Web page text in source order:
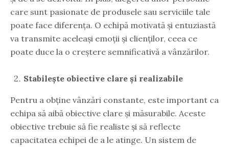
care sunt pasionate de produsele sau serviciile tale
poate face diferența. O echipă motivată și entuziastă
va transmite aceleași emoții și clienților, ceea ce
poate duce la o creștere semnificativă a vânzărilor.
Stabilește obiective clare și realizabile
Pentru a obține vânzări constante, este important ca
echipa să aibă obiective clare și măsurabile. Aceste
obiective trebuie să fie realiste și să reflecte
capacitatea echipei de a le atinge. Un sistem de